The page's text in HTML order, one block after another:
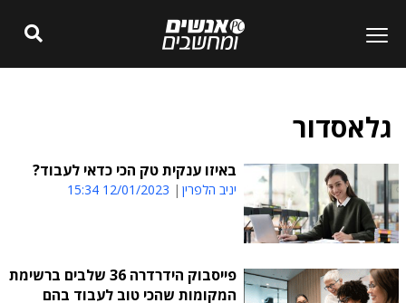
גלאסדור
באיזו ענקית טק הכי כדאי לעבוד?
יניב הלפרין 12/01/2023 15:34
פייסבוק הידרדרה 36 שלבים ברשימת
המקומות שהכי טוב לעבוד בהם